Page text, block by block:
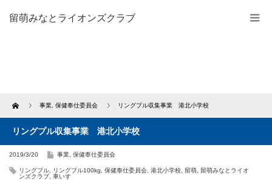
留萌みなとライオンズクラブ
Home 事業 保健奉仕委員会 リングプル収集事業 港北小学校
リングプル収集事業 港北小学校
2019/3/20 事業 保健奉仕委員会
リングプル リングプル100kg 保健奉仕委員会 港北小学校 留萌 留萌みなとライオ
ンズクラブ 車いす